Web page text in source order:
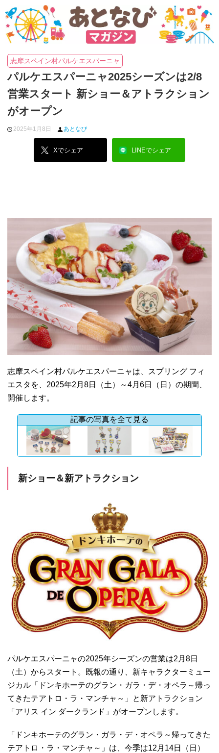
志摩スペイン村パルケエスパーニャ
パルケエスパーニャ2025シーズンは2/8
営業スタート 新ショー＆アトラクション
がオープン
2025年1月8日 あとなび
Xでシェア LINEでシェア
志摩スペイン村パルケエスパーニャは、スプリング フィ
エスタを、2025年2月8日（土）～4月6日（日）の期間、
開催します。
記事の写真を全て見る
新ショー＆新アトラクション
パルケエスパーニャの2025年シーズンの営業は2月8日
（土）からスタート。既報の通り、新キャラクターミュー
ジカル「ドンキホーテのグラン・ガラ・デ・オペラ～帰っ
てきたテアトロ・ラ・マンチャ～」と新アトラクション
「アリス イン ダークランド」がオープンします。
「ドンキホーテのグラン・ガラ・デ・オペラ～帰ってきた
テアトロ・ラ・マンチャ～」は、今季は12月14日（日）